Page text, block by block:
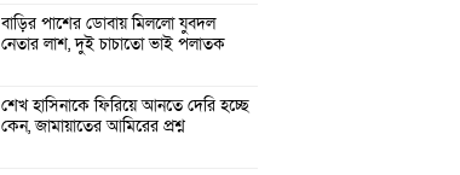
বাড়ির পাশের ডোবায় মিললো যুবদল
নেতার লাশ, দুই চাচাতো ভাই পলাতক
শেখ হাসিনাকে ফিরিয়ে আনতে দেরি হচ্ছে
কেন, জামায়াতের আমিরের প্রশ্ন